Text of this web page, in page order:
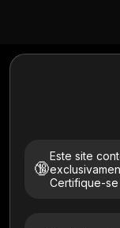
🔞
Este site
Certifique-